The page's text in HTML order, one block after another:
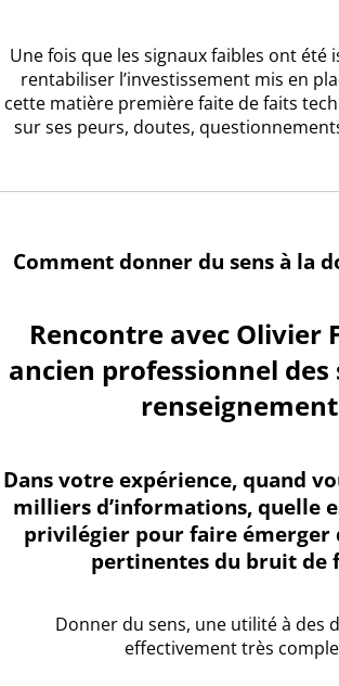
Une fois que les signaux faibles ont été
rentabiliser l’investissement mis en
cette matière première faite de faits
sur ses peurs, doutes,
Comment donner du sens à la
Rencontre avec Olivier
ancien professionnel des
Dans votre expérience, quand
milliers d’informations, quelle
privilégier pour faire émerger
pertinentes du bruit de
Donner du sens, une utilité à des
effectivement très